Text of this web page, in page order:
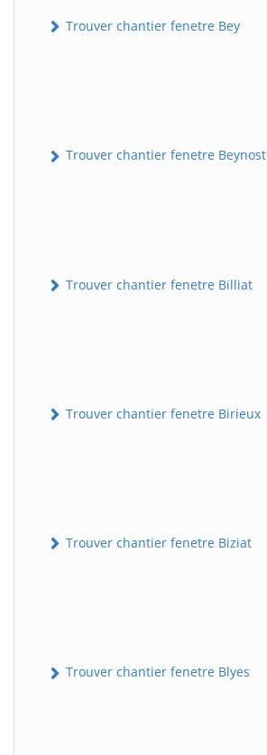
Trouver chantier fenetre Bey
Trouver chantier fenetre Beynost
Trouver chantier fenetre Billiat
Trouver chantier fenetre Birieux
Trouver chantier fenetre Biziat
Trouver chantier fenetre Blyes